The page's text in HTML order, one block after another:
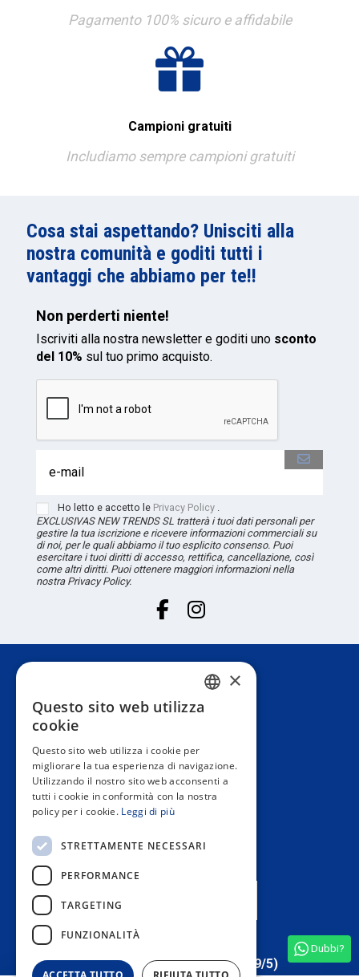
Pagamento 100% sicuro e affidabile
Campioni gratuiti
Includiamo sempre campioni gratuiti
Cosa stai aspettando? Unisciti alla
nostra comunità e goditi tutti i
vantaggi che abbiamo per te!!
Non perderti niente!
Iscriviti alla nostra newsletter e goditi uno sconto
del 10% sul tuo primo acquisto.
Ho letto e accetto le Privacy Policy.
EXCLUSIVAS NEW TRENDS SL tratterà i tuoi dati personali per
gestire la tua iscrizione e ricevere informazioni commerciali su
di noi, per le quali abbiamo il tuo esplicito consenso. Puoi
esercitare i tuoi diritti di accesso, rettifica, cancellazione, così
come altri diritti. Puoi ottenere maggiori informazioni nella
nostra Privacy Policy.
Informazione
Area privata
Contact us
I NOSTRI NEGOZI
Vedere tutte le recensioni del negozio (4,9/5)
Dubbi?
SPANISH
ENGLISH
ITALIAN
×
Questo sito web utilizza
cookie
Questo sito web utilizza i cookie per
migliorare la tua esperienza di navigazione.
Utilizzando il nostro sito web acconsenti a
tutti i cookie in conformità con la nostra
policy per i cookie. Leggi di più
STRETTAMENTE NECESSARI
PERFORMANCE
TARGETING
FUNZIONALITÀ